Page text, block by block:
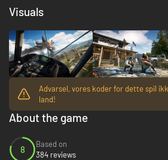
Advarsel, vores koder for dette spil
land!
About the game
8
Based on
384 reviews
Visuals